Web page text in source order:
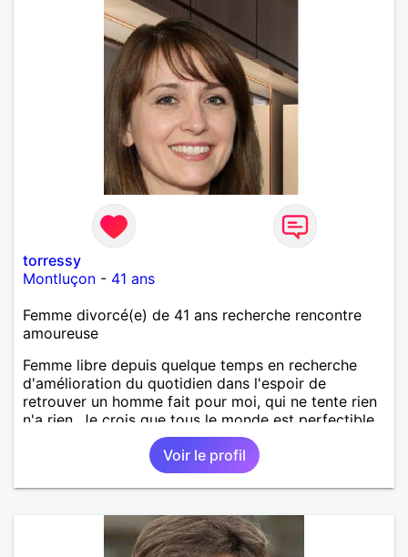
torressy
Montluçon - 41 ans
Femme divorcé(e) de 41 ans recherche rencontre
amoureuse
Femme libre depuis quelque temps en recherche
d'amélioration du quotidien dans l'espoir de
retrouver un homme fait pour moi, qui ne tente rien
n'a rien. Je crois que tous le monde est perfectible.
Voir le profil